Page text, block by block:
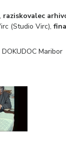
raziskovalec
(Studio Virc),
Maribor